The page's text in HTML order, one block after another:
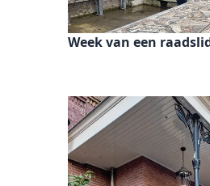
Week van een